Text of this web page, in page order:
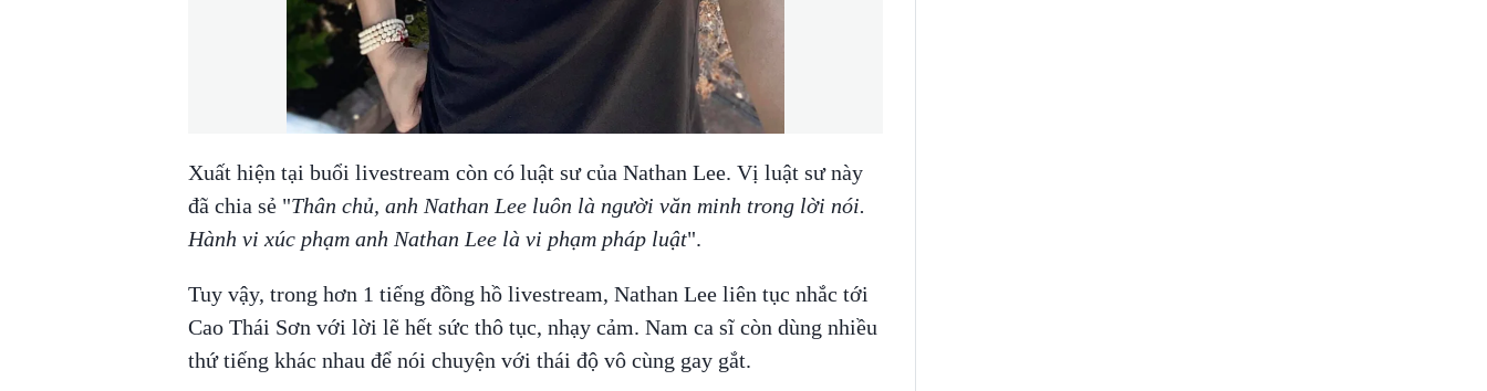
Xuất hiện tại buổi livestream còn có luật sư của Nathan Lee. Vị luật sư này
đã chia sẻ "Thân chủ, anh Nathan Lee luôn là người văn minh trong lời nói.
Hành vi xúc phạm anh Nathan Lee là vi phạm pháp luật".
Tuy vậy, trong hơn 1 tiếng đồng hồ livestream, Nathan Lee liên tục nhắc tới
Cao Thái Sơn với lời lẽ hết sức thô tục, nhạy cảm. Nam ca sĩ còn dùng nhiều
thứ tiếng khác nhau để nói chuyện với thái độ vô cùng gay gắt.